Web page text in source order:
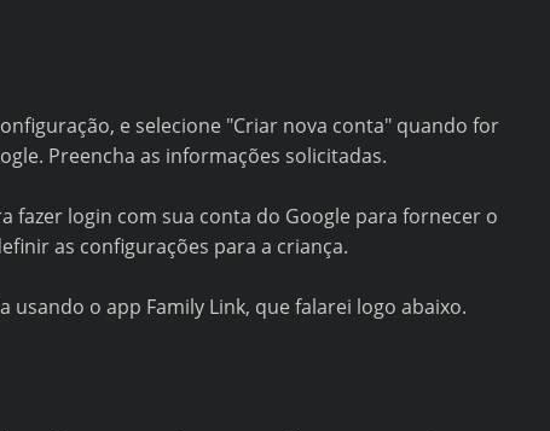
e selecione "Criar nova conta" quando for
Preencha as informações solicitadas.
fazer login com sua conta do Google para fornecer o
as configurações para a criança.
o app Family Link, que falarei logo abaixo.